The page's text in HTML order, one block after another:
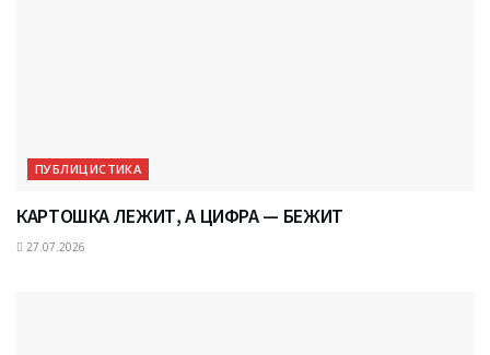
ПУБЛИЦИСТИКА
КАРТОШКА ЛЕЖИТ, А ЦИФРА — БЕЖИТ
27.07.2026